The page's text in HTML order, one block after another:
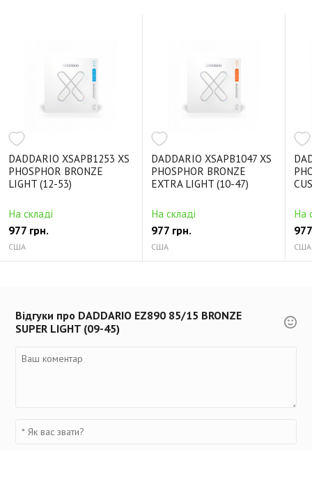
DADDARIO XSAPB1253 XS
PHOSPHOR BRONZE
LIGHT (12-53)
На складі
977 грн.
США
DADDARIO XSAPB1047 XS
PHOSPHOR BRONZE
EXTRA LIGHT (10-47)
На складі
977 грн.
США
На
США
Відгуки про DADDARIO EZ890 85/15 BRONZE
SUPER LIGHT (09-45)